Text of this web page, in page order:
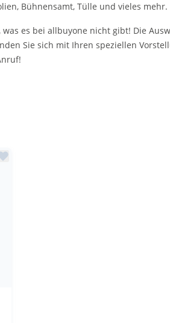
Bühnensamt, Tülle und vieles mehr.
was es bei allbuyone nicht gibt! Die
Sie sich mit Ihren speziellen